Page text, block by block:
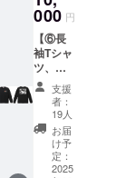
OYAMA
NONEI
RO.をデ
ザイン
したラ
バーバ
ンド
20mm)
ラ
バーバ
ンド
【クラ
ウド
ファン
ディン
グ限定
色】
サイズ
展開：
S, M,
L,XL,XX
L カ
ラー:ブ
000 円
【⑥長
袖Tシャ
ツ、お
礼状
(メー
ル)】 ・
岩木山
とレ
コード
と桜を
支援
者：
19人
お届
け予
定：
2025